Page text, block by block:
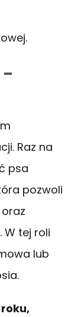
Raz na
psa
pozwoli
W tej roli
lub